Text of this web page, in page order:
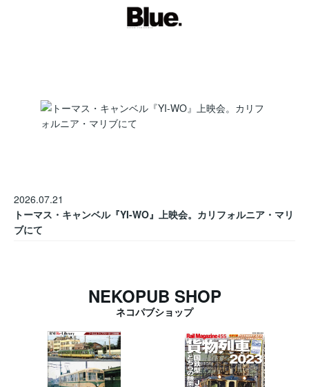
2026.07.21
トーマス・キャンベル『YI-WO』上映会。カリフォルニア・マリ
ブにて
NEKOPUB SHOP
ネコパブショップ